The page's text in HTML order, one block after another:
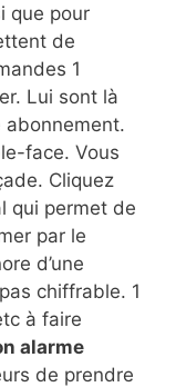
que pour
de
1
Lui sont là
abonnement.
face. Vous
Cliquez
qui permet de
par le
d’une
chiffrable. 1
à faire
alarme
de prendre